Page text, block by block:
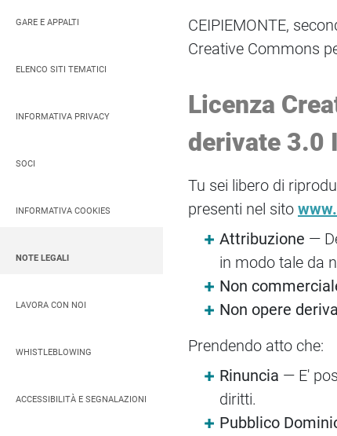
CEIPIEMONTE,
Creative Commons
Licenza
derivate 3.0
Tu sei libero di
presenti nel sito
Attribuzione —
in modo tale da
Non
Non opere
Prendendo atto che:
Rinuncia — E'
diritti.
Pubblico
GARE E APPALTI
ELENCO SITI TEMATICI
INFORMATIVA PRIVACY
SOCI
INFORMATIVA COOKIES
NOTE LEGALI
LAVORA CON NOI
WHISTLEBLOWING
ACCESSIBILITÀ E SEGNALAZIONI